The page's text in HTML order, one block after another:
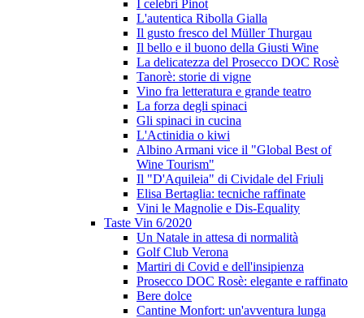
I celebri Pinot
L'autentica Ribolla Gialla
Il gusto fresco del Müller Thurgau
Il bello e il buono della Giusti Wine
La delicatezza del Prosecco DOC Rosè
Tanorè: storie di vigne
Vino fra letteratura e grande teatro
La forza degli spinaci
Gli spinaci in cucina
L'Actinidia o kiwi
Albino Armani vice il "Global Best of
Wine Tourism"
Il "D'Aquileia" di Cividale del Friuli
Elisa Bertaglia: tecniche raffinate
Vini le Magnolie e Dis-Equality
Taste Vin 6/2020
Un Natale in attesa di normalità
Golf Club Verona
Martiri di Covid e dell'insipienza
Prosecco DOC Rosè: elegante e raffinato
Bere dolce
Cantine Monfort: un'avventura lunga